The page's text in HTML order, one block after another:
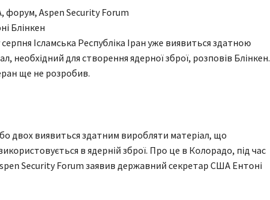
Блінкен
Ісламська Республіка Іран уже виявиться здатною
необхідний для створення ядерної зброї, розповів Блінкен.
ще не розробив.
двох виявиться здатним виробляти матеріал, що
в ядерній зброї. Про це в Колорадо, під час
Security Forum заявив державний секретар США Ентоні